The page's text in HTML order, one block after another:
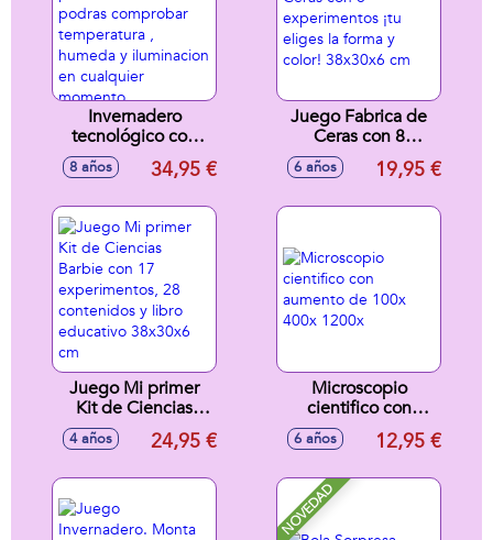
Invernadero
tecnológico con
pantalla Lcd donde
podras comprobar
humeda y
iluminacion en
cualquier
momento.
8 años 34,95 €
Juego Fabrica de
Ceras con 8
experimentos ¡tu
eliges la forma y
6 años 19,95 €
Juego Mi primer
Kit de Ciencias
Barbie con 17
experimentos, 28
educativo 38x30x6
4 años 24,95 €
Microscopio
cientifico con
aumento de 100x
400x 1200x
6 años 12,95 €
NOVEDAD